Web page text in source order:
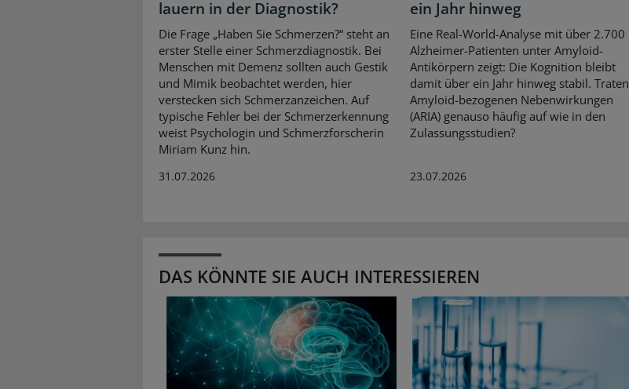
lauern in der Diagnostik?
Die Frage „Haben Sie Schmerzen?“ steht an
erster Stelle einer Schmerzdiagnostik. Bei
Menschen mit Demenz sollten auch Gestik
und Mimik beobachtet werden, hier
verstecken sich Schmerzanzeichen. Auf
typische Fehler bei der Schmerzerkennung
weist Psychologin und Schmerzforscherin
Miriam Kunz hin.
31.07.2026
ein Jahr hinweg
Eine Real-World-Analyse mit über 2.700
Alzheimer-Patienten unter Amyloid-
Antikörpern zeigt: Die Kognition bleibt
damit über ein Jahr hinweg stabil. Traten
Amyloid-bezogenen Nebenwirkungen
(ARIA) genauso häufig auf wie in den
Zulassungsstudien?
23.07.2026
DAS KÖNNTE SIE AUCH INTERESSIEREN